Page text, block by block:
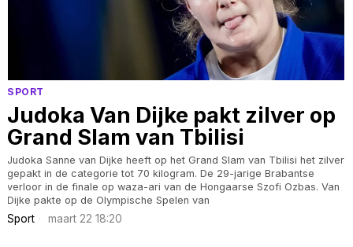
SPORT
Judoka Van Dijke pakt zilver op
Grand Slam van Tbilisi
Judoka Sanne van Dijke heeft op het Grand Slam van Tbilisi het zilver
gepakt in de categorie tot 70 kilogram. De 29-jarige Brabantse
verloor in de finale op waza-ari van de Hongaarse Szofi Ozbas. Van
Dijke pakte op de Olympische Spelen van
Sport maart 22 18:20